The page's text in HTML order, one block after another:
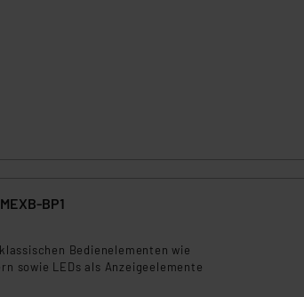
insbesondere der Art der übermittelten
BP1
Bedienelementen wie
sowie LEDs als Anzeigeelemente